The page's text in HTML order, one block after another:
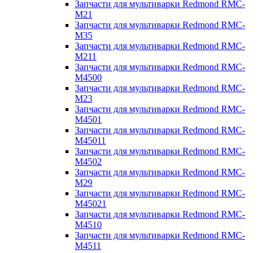
Запчасти для мультиварки Redmond RMC-
M21
Запчасти для мультиварки Redmond RMC-
M35
Запчасти для мультиварки Redmond RMC-
M211
Запчасти для мультиварки Redmond RMC-
M4500
Запчасти для мультиварки Redmond RMC-
M23
Запчасти для мультиварки Redmond RMC-
M4501
Запчасти для мультиварки Redmond RMC-
M45011
Запчасти для мультиварки Redmond RMC-
M4502
Запчасти для мультиварки Redmond RMC-
M29
Запчасти для мультиварки Redmond RMC-
M45021
Запчасти для мультиварки Redmond RMC-
M4510
Запчасти для мультиварки Redmond RMC-
M4511